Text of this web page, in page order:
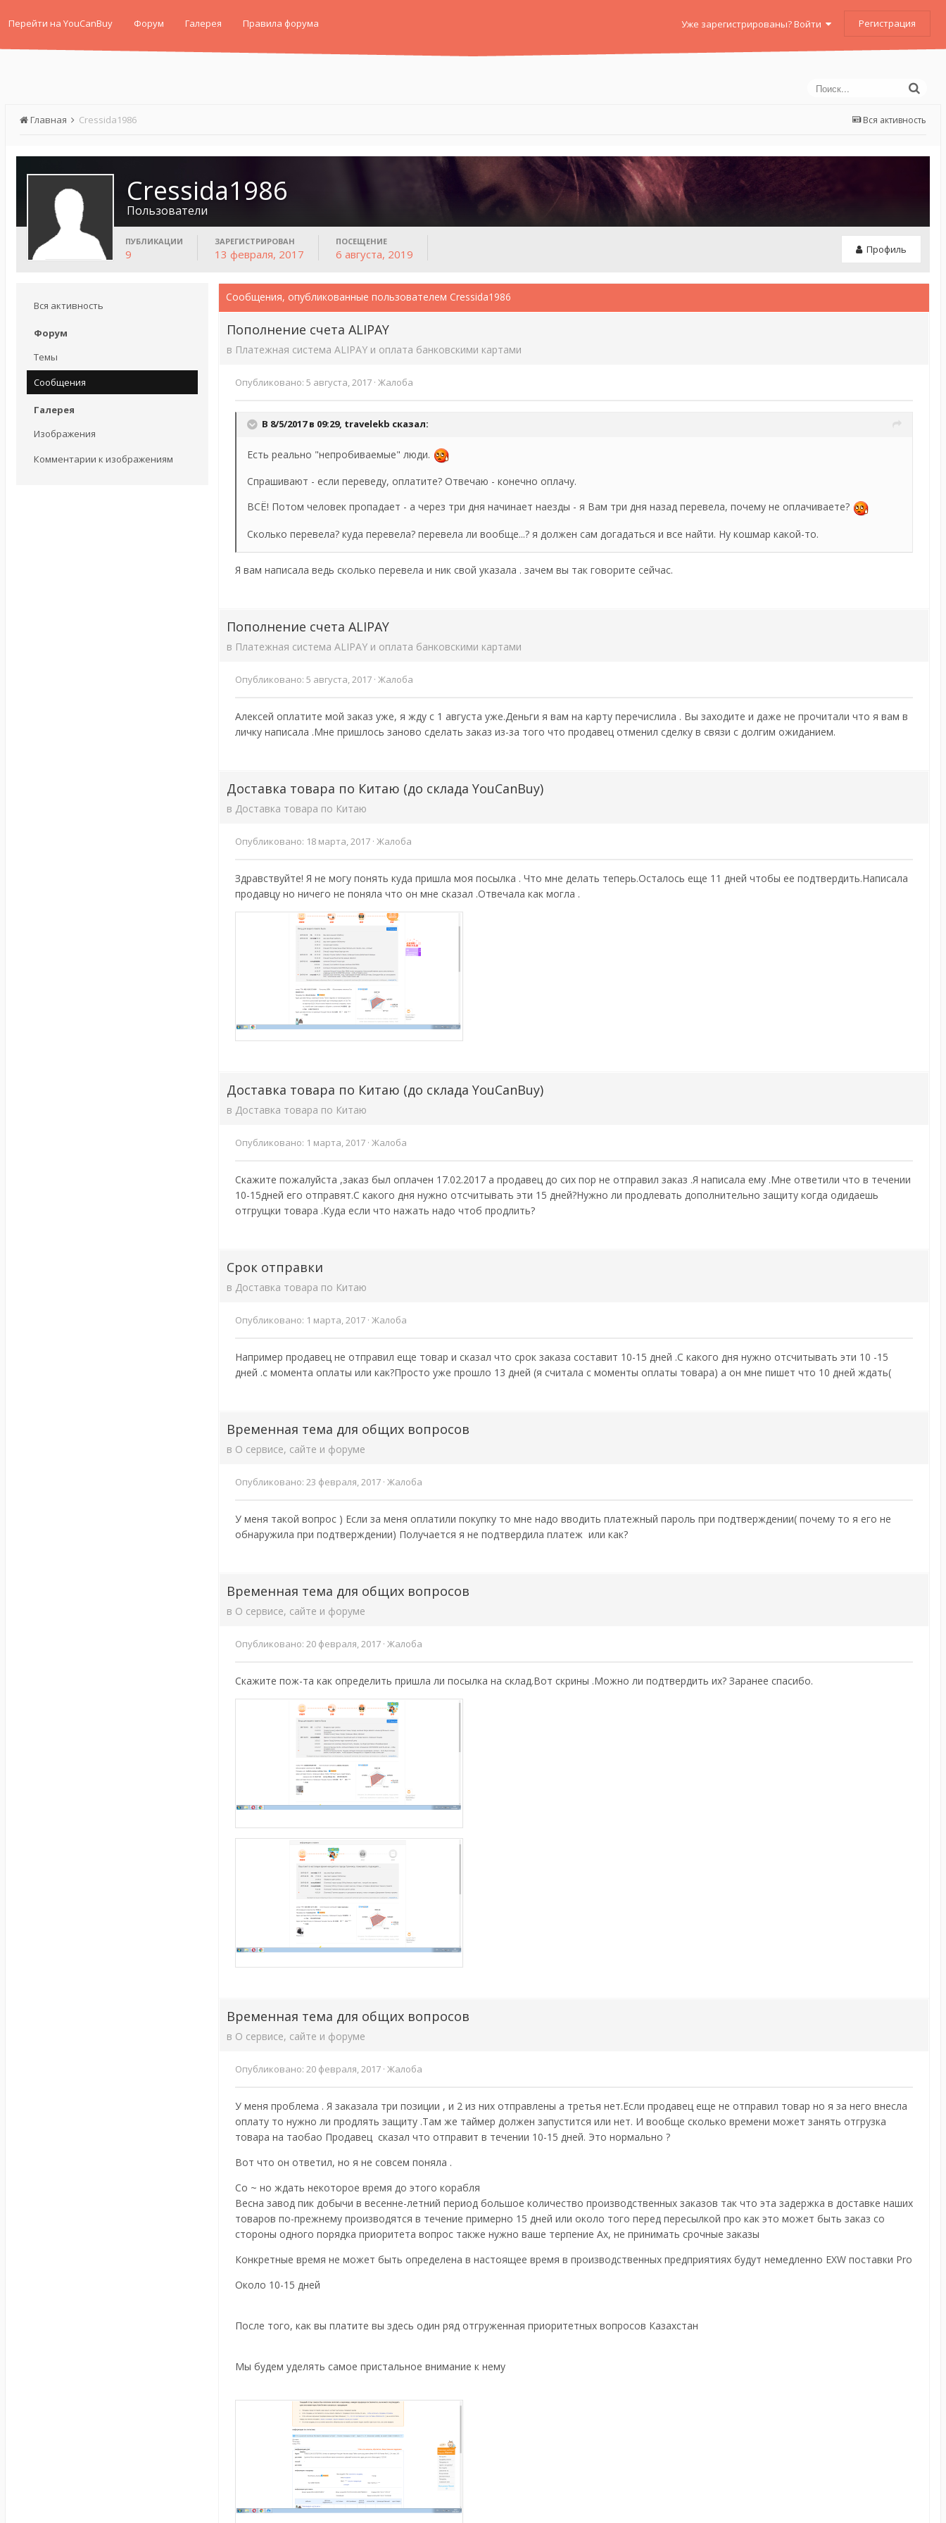
Перейти на YouCanBuy Форум Галерея Правила форума Уже зарегистрированы? Войти Регистрация
Вся активность
Главная Cressida1986
Cressida1986
Пользователи
Профиль
ПУБЛИКАЦИИ
9
ЗАРЕГИСТРИРОВАН
13 февраля, 2017
ПОСЕЩЕНИЕ
6 августа, 2019
Вся активность
Форум
Темы
Сообщения
Галерея
Изображения
Комментарии к изображениям
Сообщения, опубликованные пользователем Cressida1986
Пополнение счета ALIPAY
в Платежная система ALIPAY и оплата банковскими картами
Опубликовано: 5 августа, 2017 · Жалоба
В 8/5/2017 в 09:29, travelekb сказал:
Есть реально "непробиваемые" люди.
Спрашивают - если переведу, оплатите? Отвечаю - конечно оплачу.
ВСЁ! Потом человек пропадает - а через три дня начинает наезды - я Вам три дня назад перевела, почему не оплачиваете?
Сколько перевела? куда перевела? перевела ли вообще...? я должен сам догадаться и все найти. Ну кошмар какой-то.
Я вам написала ведь сколько перевела и ник свой указала . зачем вы так говорите сейчас.
Пополнение счета ALIPAY
в Платежная система ALIPAY и оплата банковскими картами
Опубликовано: 5 августа, 2017 · Жалоба
Алексей оплатите мой заказ уже, я жду с 1 августа уже.Деньги я вам на карту перечислила . Вы заходите и даже не прочитали что я вам в
личку написала .Мне пришлось заново сделать заказ из-за того что продавец отменил сделку в связи с долгим ожиданием.
Доставка товара по Китаю (до склада YouCanBuy)
в Доставка товара по Китаю
Опубликовано: 18 марта, 2017 · Жалоба
Здравствуйте! Я не могу понять куда пришла моя посылка . Что мне делать теперь.Осталось еще 11 дней чтобы ее подтвердить.Написала
продавцу но ничего не поняла что он мне сказал .Отвечала как могла .
Доставка товара по Китаю (до склада YouCanBuy)
в Доставка товара по Китаю
Опубликовано: 1 марта, 2017 · Жалоба
Скажите пожалуйста ,заказ был оплачен 17.02.2017 а продавец до сих пор не отправил заказ .Я написала ему .Мне ответили что в течении
10-15дней его отправят.С какого дня нужно отсчитывать эти 15 дней?Нужно ли продлевать дополнительно защиту когда одидаешь
отгрущки товара .Куда если что нажать надо чтоб продлить?
Срок отправки
в Доставка товара по Китаю
Опубликовано: 1 марта, 2017 · Жалоба
Например продавец не отправил еще товар и сказал что срок заказа составит 10-15 дней .С какого дня нужно отсчитывать эти 10 -15
дней .с момента оплаты или как?Просто уже прошло 13 дней (я считала с моменты оплаты товара) а он мне пишет что 10 дней ждать(
Временная тема для общих вопросов
в О сервисе, сайте и форуме
Опубликовано: 23 февраля, 2017 · Жалоба
У меня такой вопрос ) Если за меня оплатили покупку то мне надо вводить платежный пароль при подтверждении( почему то я его не
обнаружила при подтверждении) Получается я не подтвердила платеж или как?
Временная тема для общих вопросов
в О сервисе, сайте и форуме
Опубликовано: 20 февраля, 2017 · Жалоба
Скажите пож-та как определить пришла ли посылка на склад.Вот скрины .Можно ли подтвердить их? Заранее спасибо.
Временная тема для общих вопросов
в О сервисе, сайте и форуме
Опубликовано: 20 февраля, 2017 · Жалоба
У меня проблема . Я заказала три позиции , и 2 из них отправлены а третья нет.Если продавец еще не отправил товар но я за него внесла
оплату то нужно ли продлять защиту .Там же таймер должен запустится или нет. И вообще сколько времени может занять отгрузка
товара на таобао Продавец сказал что отправит в течении 10-15 дней. Это нормально ?
Вот что он ответил, но я не совсем поняла .
Со ~ но ждать некоторое время до этого корабля
Весна завод пик добычи в весенне-летний период большое количество производственных заказов так что эта задержка в доставке наших
товаров по-прежнему производятся в течение примерно 15 дней или около того перед пересылкой про как это может быть заказ со
стороны одного порядка приоритета вопрос также нужно ваше терпение Ах, не принимать срочные заказы
Конкретные время не может быть определена в настоящее время в производственных предприятиях будут немедленно EXW поставки Pro
Около 10-15 дней
После того, как вы платите вы здесь один ряд отгруженная приоритетных вопросов Казахстан
Мы будем уделять самое пристальное внимание к нему